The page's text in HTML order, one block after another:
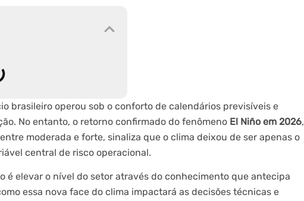
brasileiro operou sob o conforto de calendários previsíveis e
No entanto, o retorno confirmado do fenômeno El Niño em 2026,
moderada e forte, sinaliza que o clima deixou de ser apenas o
central de risco operacional.
é elevar o nível do setor através do conhecimento que antecipa
essa nova face do clima impactará as decisões técnicas e